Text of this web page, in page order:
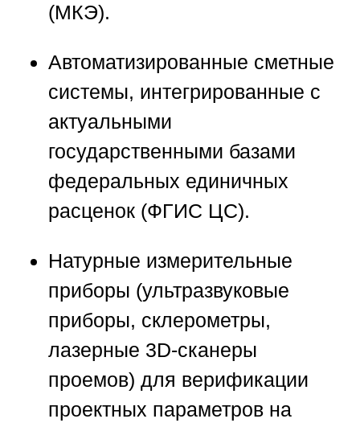
(МКЭ).
Автоматизированные сметные
системы, интегрированные с
актуальными
государственными базами
федеральных единичных
расценок (ФГИС ЦС).
Натурные измерительные
приборы (ультразвуковые
приборы, склерометры,
лазерные 3D-сканеры
проемов) для верификации
проектных параметров на